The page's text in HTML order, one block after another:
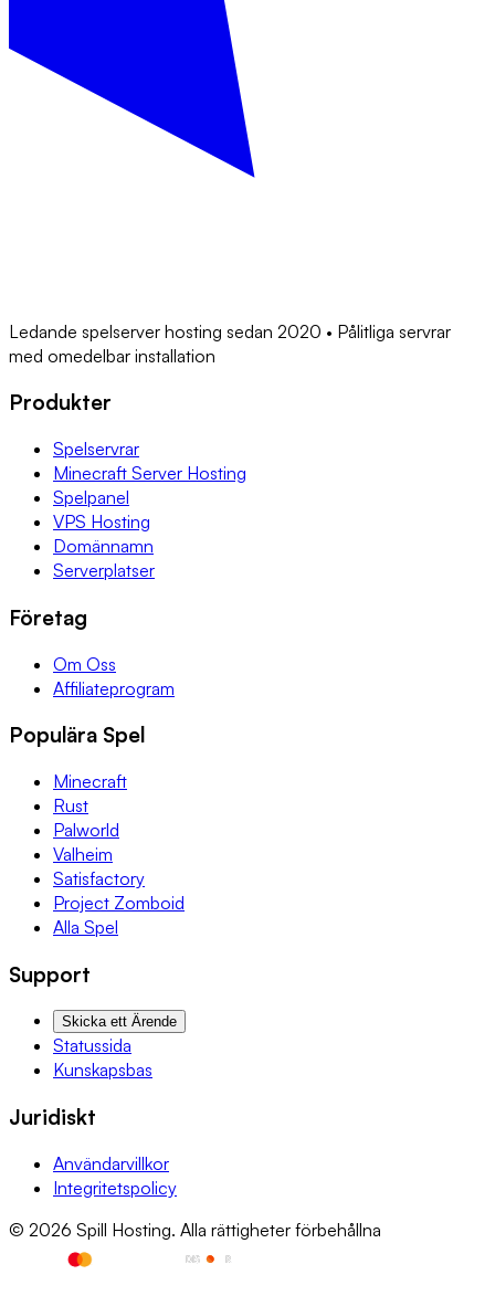
Ledande spelserver hosting sedan 2020 • Pålitliga servrar
med omedelbar installation
Produkter
Spelservrar
Minecraft Server Hosting
Spelpanel
VPS Hosting
Domännamn
Serverplatser
Företag
Om Oss
Affiliateprogram
Populära Spel
Minecraft
Rust
Palworld
Valheim
Satisfactory
Project Zomboid
Alla Spel
Support
Skicka ett Ärende
Statussida
Kunskapsbas
Juridiskt
Användarvillkor
Integritetspolicy
© 2026 Spill Hosting. Alla rättigheter förbehållna